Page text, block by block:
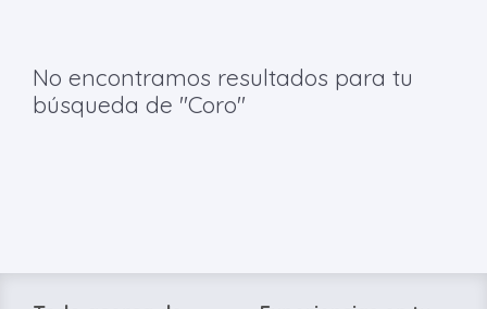
No encontramos resultados para tu
búsqueda de "Coro"